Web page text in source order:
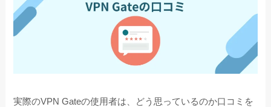
実際のVPN Gateの使用者は、どう思っているのか口コミを